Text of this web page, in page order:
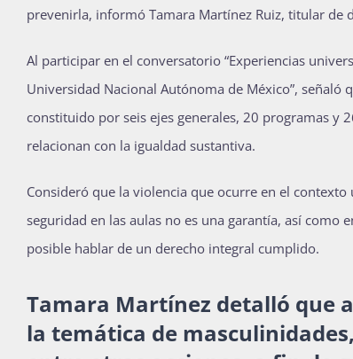
prevenirla, informó Tamara Martínez Ruiz, titular de
Al participar en el conversatorio “Experiencias
Universidad Nacional Autónoma de México”, señaló
constituido por seis ejes generales, 20 programas y
relacionan con la igualdad sustantiva.
Consideró que la violencia que ocurre en el
seguridad en las aulas no es una garantía, así como
posible hablar de un derecho integral cumplido.
Tamara Martínez detalló que
la temática de